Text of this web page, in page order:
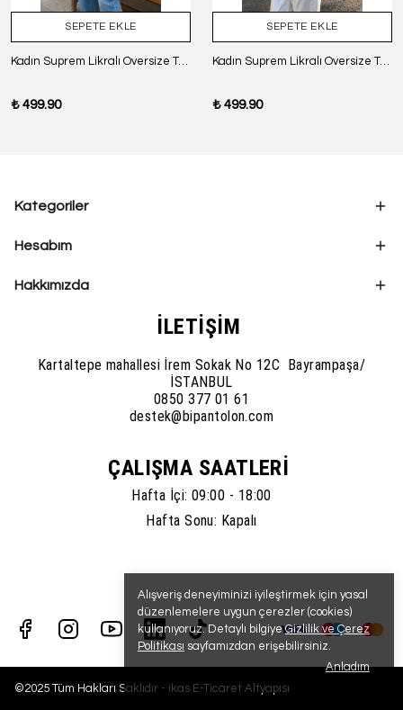
Alışveriş deneyiminizi iyileştirmek için yasal
düzenlemelere uygun çerezler (cookies)
kullanıyoruz. Detaylı bilgiyeGizlilik ve Çerez
Politikası sayfamızdan erişebilirsiniz.
Anladım
SEPETE EKLE
Kadın Suprem Likralı Oversize T-Shirt - SİYAH
₺ 499.90
SEPETE EKLE
Kadın Suprem Likralı Oversize T-Shirt - BORDO
₺ 499.90
Kategoriler
Hesabım
Hakkımızda
İLETİŞİM
Kartaltepe mahallesi İrem Sokak No 12C Bayrampaşa/
İSTANBUL
0850 377 01 61
destek@bipantolon.com
ÇALIŞMA SAATLERİ
Hafta İçi: 09:00 - 18:00
Hafta Sonu: Kapalı
©2025 Tüm Hakları Saklıdır - ikas E-Ticaret Altyapısı